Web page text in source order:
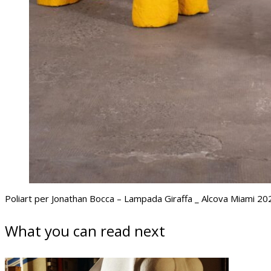
Poliart per Jonathan Bocca – Lampada Giraffa _ Alcova Miami
What you can read next